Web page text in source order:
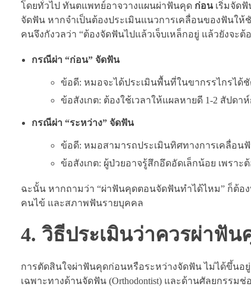
โดยทั่วไป ทันตแพทย์อาจวางแผนผ่าฟันคุด ก่อนเริ่มจัดฟั
จัดฟัน หากจำเป็นต้องประเมินแนวการเคลื่อนของฟันใ
คนจึงกังวลว่า “ต้องจัดฟันไปแล้วเจ็บเหล็กอยู่ แล้วยังจะ
กรณีผ่า “ก่อน” จัดฟัน
ข้อดี: หมอจะได้ประเมินพื้นที่ในขากรรไกรได้
ข้อสังเกต: ต้องใช้เวลาให้แผลหายดี 1-2 สัปดา
กรณีผ่า “ระหว่าง” จัดฟัน
ข้อดี: หมอสามารถประเมินทิศทางการเคลื่อน
ข้อสังเกต: ผู้ป่วยอาจรู้สึกอึดอัดเล็กน้อย เพรา
ฉะนั้น หากถามว่า “ผ่าฟันคุดตอนจัดฟันทำได้ไหม” ก็ต้อ
คนไข้ และสภาพฟันรายบุคคล
4. วิธีประเมินว่าควรผ่าฟัน
การตัดสินใจผ่าฟันคุดก่อนหรือระหว่างจัดฟัน ไม่ได้ขึ้นอ
เฉพาะทางด้านจัดฟัน (Orthodontist) และด้านศัลยกรรมช่